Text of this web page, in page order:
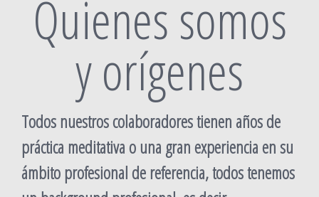
Quienes somos
y orígenes
Todos nuestros colaboradores tienen años de
práctica meditativa o una gran experiencia en su
ámbito profesional de referencia, todos tenemos